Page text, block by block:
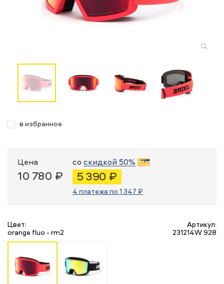
в избранное
Цена
10 780 ₽
со скидкой 50%
5 390 ₽
4 платежа по 1 347 ₽
Цвет:
orange fluo - rm2
Артикул:
231214W 928